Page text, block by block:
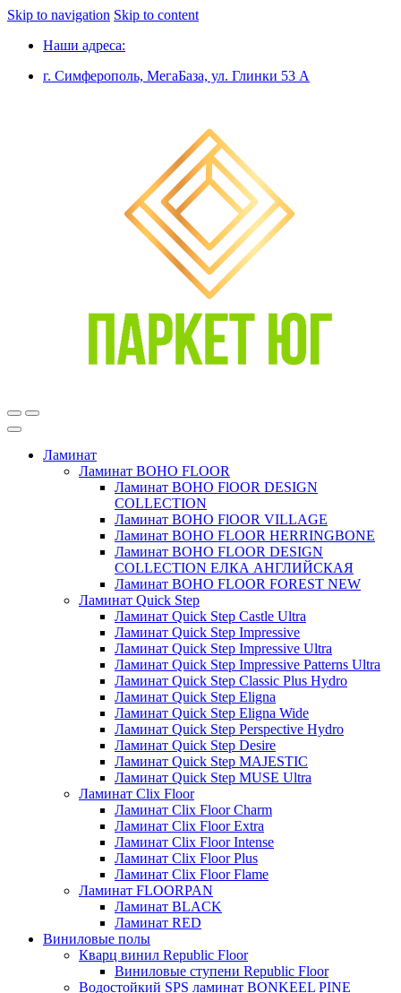
Skip to navigation Skip to content
Наши адреса:
г. Симферополь, МегаБаза, ул. Глинки 53 А
Ламинат
Ламинат BOHO FLOOR
Ламинат BOHO FlOOR DESIGN
COLLECTION
Ламинат BOHO FlOOR VILLAGE
Ламинат BOHO FLOOR HERRINGBONE
Ламинат BOHO FLOOR DESIGN
COLLECTION ЕЛКА АНГЛИЙСКАЯ
Ламинат BOHO FLOOR FOREST NEW
Ламинат Quick Step
Ламинат Quick Step Castle Ultra
Ламинат Quick Step Impressive
Ламинат Quick Step Impressive Ultra
Ламинат Quick Step Impressive Patterns Ultra
Ламинат Quick Step Classic Plus Hydro
Ламинат Quick Step Eligna
Ламинат Quick Step Eligna Wide
Ламинат Quick Step Perspective Hydro
Ламинат Quick Step Desire
Ламинат Quick Step MAJESTIC
Ламинат Quick Step MUSE Ultra
Ламинат Clix Floor
Ламинат Clix Floor Charm
Ламинат Clix Floor Extra
Ламинат Clix Floor Intense
Ламинат Clix Floor Plus
Ламинат Clix Floor Flame
Ламинат FLOORPAN
Ламинат BLACK
Ламинат RED
Виниловые полы
Кварц винил Republic Floor
Виниловые ступени Republic Floor
Водостойкий SPS ламинат BONKEEL PINE